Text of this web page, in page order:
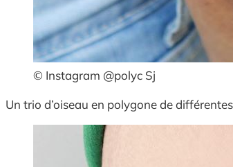
© Instagram @polyc Sj
Un trio d’oiseau en polygone de